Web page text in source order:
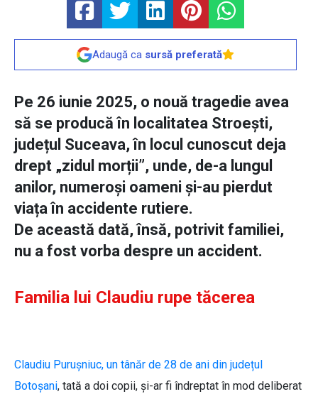
Adaugă ca sursă preferată
Pe 26 iunie 2025, o nouă tragedie avea
să se producă în localitatea Stroești,
județul Suceava, în locul cunoscut deja
drept „zidul morții”, unde, de-a lungul
anilor, numeroși oameni și-au pierdut
viața în accidente rutiere.
De această dată, însă, potrivit familiei,
nu a fost vorba despre un accident.
Familia lui Claudiu rupe tăcerea
Claudiu Purușniuc, un tânăr de 28 de ani din județul
Botoșani, tată a doi copii, și-ar fi îndreptat în mod deliberat